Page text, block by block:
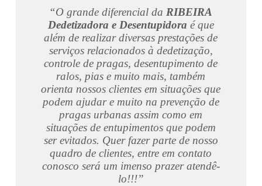
“O grande diferencial daRIBEIRA
Dedetizadora e Desentupidora é que
além de realizar diversas prestações de
serviços relacionados à dedetização,
controle de pragas, desentupimento de
ralos, pias e muito mais, também
orienta nossos clientes em situações que
podem ajudar e muito na prevenção de
pragas urbanas assim como em
situações de entupimentos que podem
ser evitados. Quer fazer parte de nosso
quadro de clientes, entre em contato
conosco será um imenso prazer atendê-
lo!!!”